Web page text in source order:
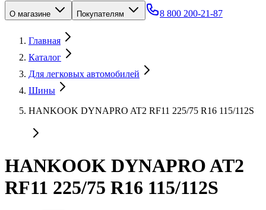
О магазине Покупателям 8 800 200-21-87
Главная
Каталог
Для легковых автомобилей
Шины
HANKOOK DYNAPRO AT2 RF11 225/75 R16 115/112S
HANKOOK DYNAPRO AT2
RF11 225/75 R16 115/112S